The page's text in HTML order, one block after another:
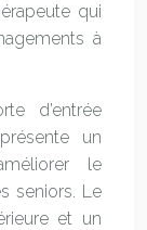
qui
à
d’entrée
un
le
seniors. Le
et un